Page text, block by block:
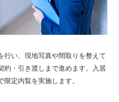
行い、現地写真や間取りを整えて
約・引き渡しまで進めます。入居
定内覧を実施します。